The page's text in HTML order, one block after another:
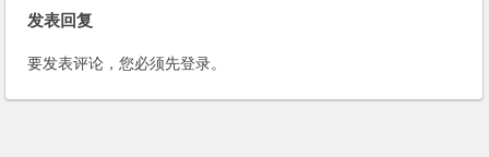
发表回复
要发表评论，您必须先登录。